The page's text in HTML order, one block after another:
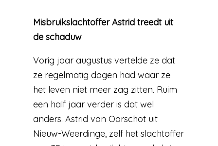
Misbruikslachtoffer Astrid treedt uit
de schaduw
Vorig jaar augustus vertelde ze dat
ze regelmatig dagen had waar ze
het leven niet meer zag zitten. Ruim
een half jaar verder is dat wel
anders. Astrid van Oorschot uit
Nieuw-Weerdinge, zelf het slachtoffer